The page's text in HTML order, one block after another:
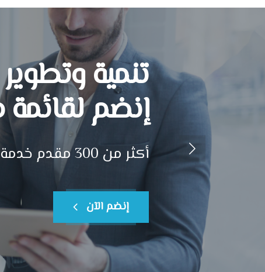
تنمية وتطوير
إنضم لقائمة
أكثر من 300 مقدم خدمة مختلفة علي مستوي مدينة 6 أكتوبر
إنضم الآن